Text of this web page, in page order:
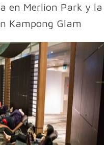
en Merlion Park y la
Kampong Glam